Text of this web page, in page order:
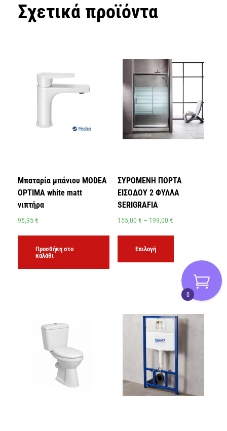
Σχετικά προϊόντα
Μπαταρία μπάνιου MODEA
OPTIMA white matt
νιπτήρα
96,95€
Προσθήκη στο
καλάθι
ΣΥΡΟΜΕΝΗ ΠΟΡΤΑ
ΕΙΣΟΔΟΥ 2 ΦΥΛΛΑ
SERIGRAFIA
155,00 € – 199,00 €
Επιλογή
0